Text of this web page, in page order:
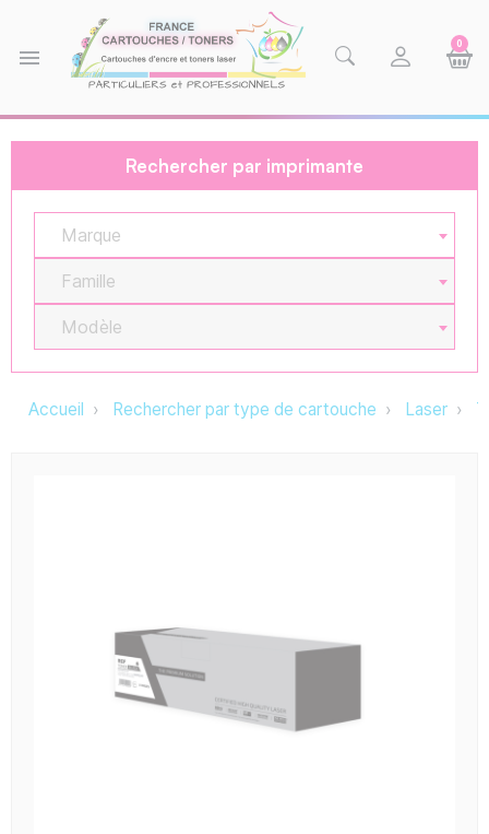
menu
0
Rechercher par imprimante
Marque
Famille
Modèle
Accueil Rechercher par type de cartouche Laser